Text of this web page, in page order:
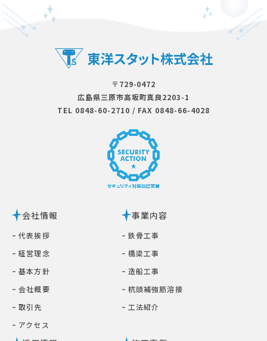
〒729-0472
広島県三原市⾼坂町真良2203-1
TEL 0848-60-2710 / FAX 0848-66-4028
会社情報
ｰ 代表挨拶
ｰ 経営理念
ｰ 基本⽅針
ｰ 会社概要
ｰ 取引先
ｰ アクセス
事業内容
ｰ 鉄⾻⼯事
ｰ 橋梁⼯事
ｰ 造船工事
ｰ 杭頭補強筋溶接
ｰ ⼯法紹介